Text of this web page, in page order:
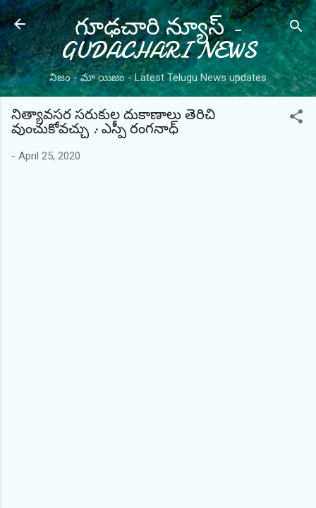
Skip to main content
గూఢచారి న్యూస్ -
GUDACHARI NEWS
నిజం - మా యిజం - Latest Telugu News updates
నిత్యావసర సరుకుల దుకాణాలు తెరిచి
వుంచుకోవచ్చు : ఎస్పీ రంగనాధ్
- April 25, 2020